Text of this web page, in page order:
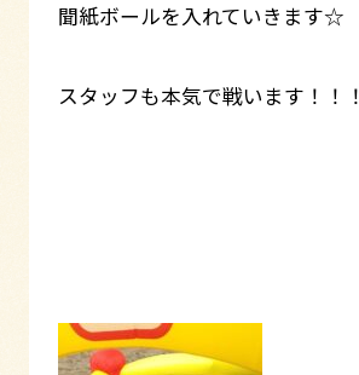
聞紙ボールを入れていきます☆
スタッフも本気で戦います！！！